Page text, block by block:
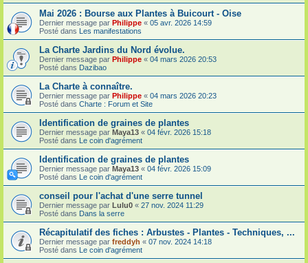
Mai 2026 : Bourse aux Plantes à Buicourt - Oise
Dernier message par Philippe « 05 avr. 2026 14:59
Posté dans Les manifestations
La Charte Jardins du Nord évolue.
Dernier message par Philippe « 04 mars 2026 20:53
Posté dans Dazibao
La Charte à connaître.
Dernier message par Philippe « 04 mars 2026 20:23
Posté dans Charte : Forum et Site
Identification de graines de plantes
Dernier message par Maya13 « 04 févr. 2026 15:18
Posté dans Le coin d'agrément
Identification de graines de plantes
Dernier message par Maya13 « 04 févr. 2026 15:09
Posté dans Le coin d'agrément
conseil pour l'achat d'une serre tunnel
Dernier message par Lulu0 « 27 nov. 2024 11:29
Posté dans Dans la serre
Récapitulatif des fiches : Arbustes - Plantes - Techniques, ...
Dernier message par freddyh « 07 nov. 2024 14:18
Posté dans Le coin d'agrément